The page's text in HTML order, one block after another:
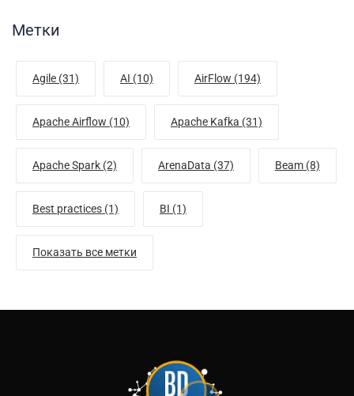
Метки
Agile (31) AI (10) AirFlow (194)
Apache Airflow (10) Apache Kafka (31)
Apache Spark (2) ArenaData (37) Beam (8)
Best practices (1) BI (1)
Показать все метки